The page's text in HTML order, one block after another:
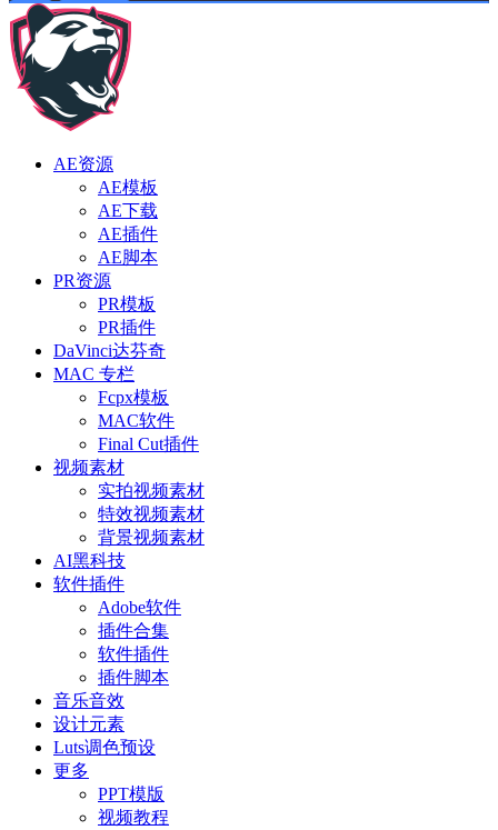
AE资源
AE模板
AE下载
AE插件
AE脚本
PR资源
PR模板
PR插件
DaVinci达芬奇
MAC 专栏
Fcpx模板
MAC软件
Final Cut插件
视频素材
实拍视频素材
特效视频素材
背景视频素材
AI黑科技
软件插件
Adobe软件
插件合集
软件插件
插件脚本
音乐音效
设计元素
Luts调色预设
更多
PPT模版
视频教程